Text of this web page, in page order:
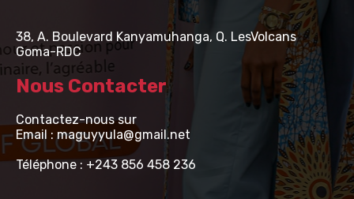
38, A. Boulevard Kanyamuhanga, Q. LesVolcans
Goma-RDC
Nous Contacter
Contactez-nous sur
Email : maguyyula@gmail.net
Téléphone : +243 856 458 236